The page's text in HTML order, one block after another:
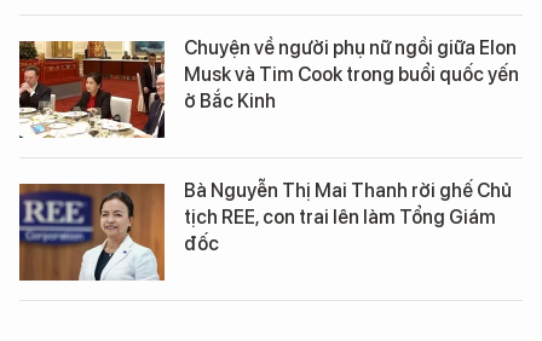
Chuyện về người phụ nữ ngồi giữa Elon
Musk và Tim Cook trong buổi quốc yến
ở Bắc Kinh
Bà Nguyễn Thị Mai Thanh rời ghế Chủ
tịch REE, con trai lên làm Tổng Giám
đốc